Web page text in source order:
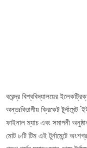
বরেন্দ্র বিশ্ববিদ্যালয়ের
অন্তঃবিভাগীয় ক্রিকেট
ফাইনাল ম্যাচ এবং সমাপনী
মোট ৮টি টিম এই টুর্নামেন্টে